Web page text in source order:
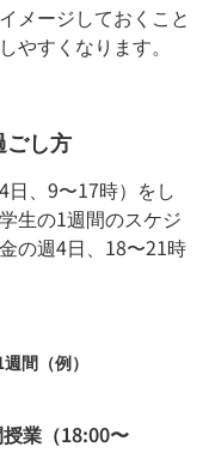
メージしておくこと
やすくなります。
ごし方
、9〜17時）をし
生の1週間のスケジ
の週4日、18〜21時
間（例）
業（18:00〜